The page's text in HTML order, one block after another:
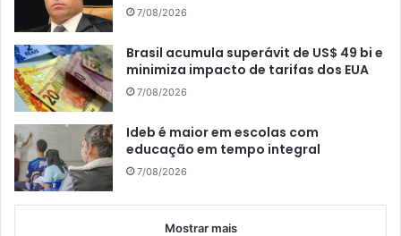
7/08/2026
Brasil acumula superávit de US$ 49 bi e
minimiza impacto de tarifas dos EUA
7/08/2026
Ideb é maior em escolas com
educação em tempo integral
7/08/2026
Mostrar mais